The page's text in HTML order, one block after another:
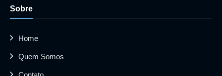
Sobre
Home
Quem Somos